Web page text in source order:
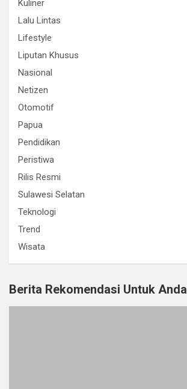
Kuliner
Lalu Lintas
Lifestyle
Liputan Khusus
Nasional
Netizen
Otomotif
Papua
Pendidikan
Peristiwa
Rilis Resmi
Sulawesi Selatan
Teknologi
Trend
Wisata
Berita Rekomendasi Untuk Anda